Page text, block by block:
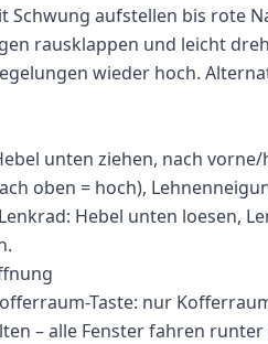
Schwung aufstellen bis rote
rausklappen und leicht
wieder hoch.
unten ziehen, nach
oben = hoch),
Hebel unten loesen,
Taste: nur
– alle Fenster fahren